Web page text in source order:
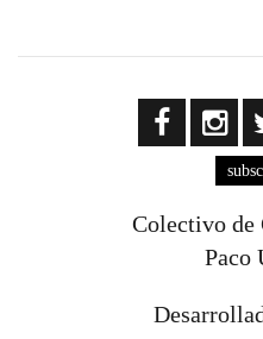
Colectivo de
Paco